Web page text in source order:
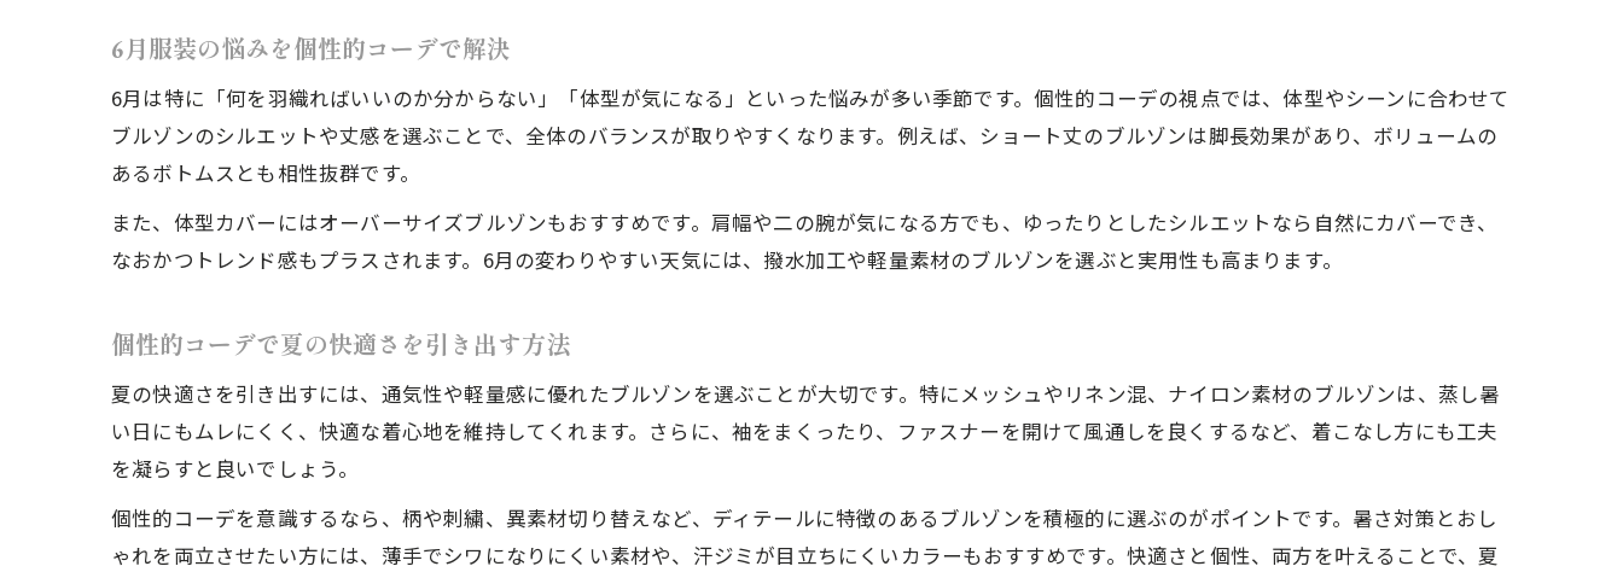
個性的コーデで今の時期ブルゾンを楽しむ
気温15度に合う個性的ブルゾンの選び方
6月のブルゾン活用と個性的コーデの極意
個性的コーデで快適さとおしゃれを両立
6月服装の悩みを個性的コーデで解決
6月は特に「何を羽織ればいいのか分からない」「体型が気になる」といった悩みが多い季節です。個性的コーデの視点では、体型やシーンに合わせて
ブルゾンのシルエットや丈感を選ぶことで、全体のバランスが取りやすくなります。例えば、ショート丈のブルゾンは脚長効果があり、ボリュームの
あるボトムスとも相性抜群です。
また、体型カバーにはオーバーサイズブルゾンもおすすめです。肩幅や二の腕が気になる方でも、ゆったりとしたシルエットなら自然にカバーでき、
なおかつトレンド感もプラスされます。6月の変わりやすい天気には、撥水加工や軽量素材のブルゾンを選ぶと実用性も高まります。
個性的コーデで夏の快適さを引き出す方法
夏の快適さを引き出すには、通気性や軽量感に優れたブルゾンを選ぶことが大切です。特にメッシュやリネン混、ナイロン素材のブルゾンは、蒸し暑
い日にもムレにくく、快適な着心地を維持してくれます。さらに、袖をまくったり、ファスナーを開けて風通しを良くするなど、着こなし方にも工夫
を凝らすと良いでしょう。
個性的コーデを意識するなら、柄や刺繍、異素材切り替えなど、ディテールに特徴のあるブルゾンを積極的に選ぶのがポイントです。暑さ対策とおし
ゃれを両立させたい方には、薄手でシワになりにくい素材や、汗ジミが目立ちにくいカラーもおすすめです。快適さと個性、両方を叶えることで、夏